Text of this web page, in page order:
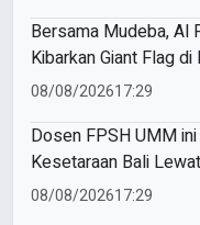
Bersama Mudeba, Al
Kibarkan Giant Flag
08/08/202617:29
Dosen FPSH UMM
Kesetaraan Bali
08/08/202617:29